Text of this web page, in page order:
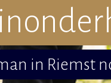
in Riemst